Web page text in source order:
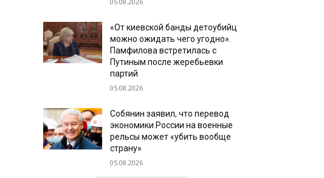
«От киевской банды детоубийц
можно ожидать чего угодно».
Памфилова встретилась с
Путиным после жеребьевки
партий
05.08.2026
Собянин заявил, что перевод
экономики России на военные
рельсы может «убить вообще
страну»
05.08.2026